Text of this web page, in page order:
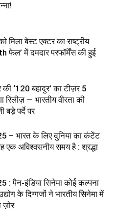
मिला बेस्ट एक्टर का राष्ट्रीय
फेल’ में दमदार परफॉर्मेंस की हुई
‘120 बहादुर’ का टीज़र 5
रिलीज़ — भारतीय वीरता की
बड़े पर्दे पर
– भारत के लिए दुनिया का कंटेंट
एक अविश्वसनीय समय है : श्रद्धा
: पैन-इंडिया सिनेमा कोई कल्पना
के दिग्गजों ने भारतीय सिनेमा में
ज़ोर